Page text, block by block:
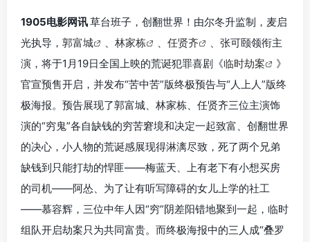
1905电影网讯草台班子，创翻世界！由尔冬升监制，麦启
光执导， 郭富城 、 林家栋 、 任贤齐
、张可颐领衔主
演，将于1月19日全国上映的荒诞犯罪喜剧《临时劫案
》
官宣预售开启，并发布“苦中苦”版终极预告与“人上人”版终
极海报。预告展现了郭富城、林家栋、任贤齐三位主演饰
演的“穷鬼”各自缺钱的穷苦窘境和决定一起致富、创翻世界
的决心，小人物的荒诞感展现得淋漓尽致，死了两个兄弟
缺钱到只能打劫的悍匪——梅蓝天、上有老下有小想买房
的司机——阿怂、为了让有听写障碍的女儿上学的社工
——慕容辉，三位中年人因“穷”阴差阳错地聚到一起，临时
组队开启劫案只为共同富贵。而终极海报中的三人成“叠罗